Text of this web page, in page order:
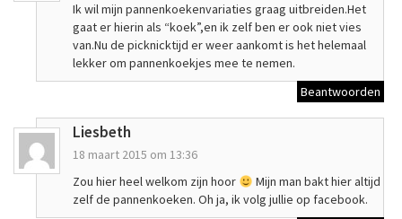
Ik wil mijn pannenkoekenvariaties graag uitbreiden.Het
gaat er hierin als “koek”,en ik zelf ben er ook niet vies
van.Nu de picknicktijd er weer aankomt is het helemaal
lekker om pannenkoekjes mee te nemen.
Beantwoorden
Liesbeth
18 maart 2015 om 13:36
Zou hier heel welkom zijn hoor
Mijn man bakt hier altijd
zelf de pannenkoeken. Oh ja, ik volg jullie op facebook.